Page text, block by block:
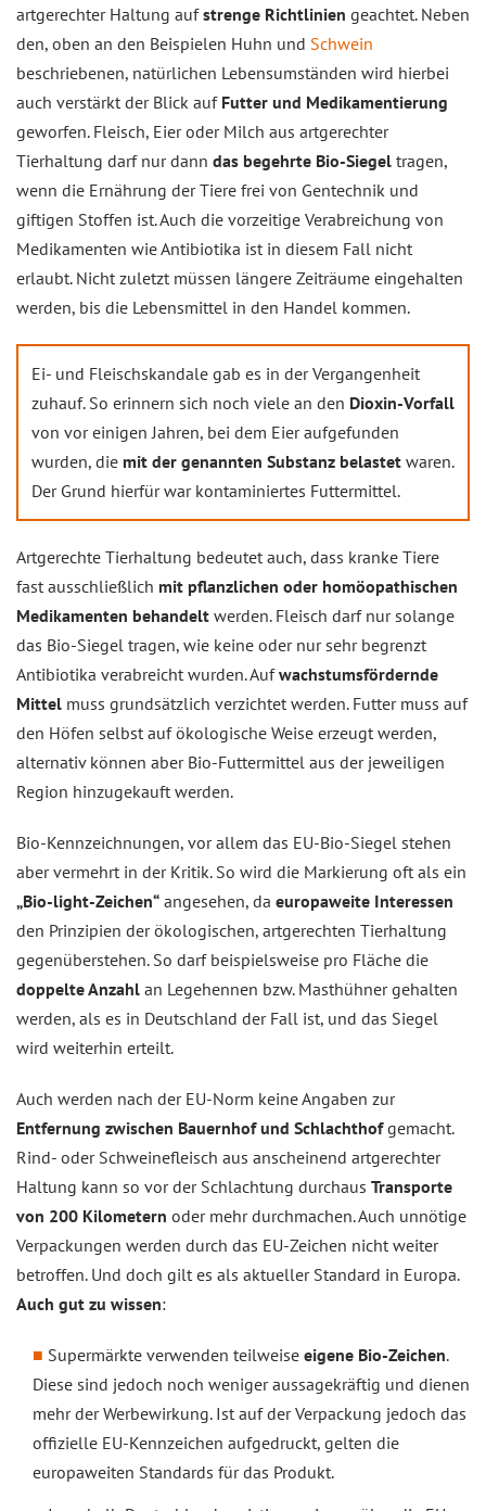
artgerechter Haltung aufstrenge Richtlinien geachtet. Neben
den, oben an den Beispielen Huhn und Schwein
beschriebenen, natürlichen Lebensumständen wird hierbei
auch verstärkt der Blick auf Futter und Medikamentierung
geworfen. Fleisch, Eier oder Milch aus artgerechter
Tierhaltung darf nur dann das begehrte Bio-Siegel tragen,
wenn die Ernährung der Tiere frei von Gentechnik und
giftigen Stoffen ist. Auch die vorzeitige Verabreichung von
Medikamenten wie Antibiotika ist in diesem Fall nicht
erlaubt. Nicht zuletzt müssen längere Zeiträume eingehalten
werden, bis die Lebensmittel in den Handel kommen.
Ei- und Fleischskandale gab es in der Vergangenheit
zuhauf. So erinnern sich noch viele an den Dioxin-Vorfall
von vor einigen Jahren, bei dem Eier aufgefunden
wurden, die mit der genannten Substanz belastet waren.
Der Grund hierfür war kontaminiertes Futtermittel.
Artgerechte Tierhaltung bedeutet auch, dass kranke Tiere
fast ausschließlich mit pflanzlichen oder homöopathischen
Medikamenten behandelt werden. Fleisch darf nur solange
das Bio-Siegel tragen, wie keine oder nur sehr begrenzt
Antibiotika verabreicht wurden. Aufwachstumsfördernde
Mittel muss grundsätzlich verzichtet werden. Futter muss auf
den Höfen selbst auf ökologische Weise erzeugt werden,
alternativ können aber Bio-Futtermittel aus der jeweiligen
Region hinzugekauft werden.
Bio-Kennzeichnungen, vor allem das EU-Bio-Siegel stehen
aber vermehrt in der Kritik. So wird die Markierung oft als ein
„Bio-light-Zeichen“ angesehen, da europaweite Interessen
den Prinzipien der ökologischen, artgerechten Tierhaltung
gegenüberstehen. So darf beispielsweise pro Fläche die
doppelte Anzahl an Legehennen bzw. Masthühner gehalten
werden, als es in Deutschland der Fall ist, und das Siegel
wird weiterhin erteilt.
Auch werden nach der EU-Norm keine Angaben zur
Entfernung zwischen Bauernhof und Schlachthofgemacht.
Rind- oder Schweinefleisch aus anscheinend artgerechter
Haltung kann so vor der Schlachtung durchaus Transporte
von 200 Kilometern oder mehr durchmachen. Auch unnötige
Verpackungen werden durch das EU-Zeichen nicht weiter
betroffen. Und doch gilt es als aktueller Standard in Europa.
Auch gut zu wissen:
Supermärkte verwenden teilweise eigene Bio-Zeichen.
Diese sind jedoch noch weniger aussagekräftig und dienen
mehr der Werbewirkung. Ist auf der Verpackung jedoch das
offizielle EU-Kennzeichen aufgedruckt, gelten die
europaweiten Standards für das Produkt.